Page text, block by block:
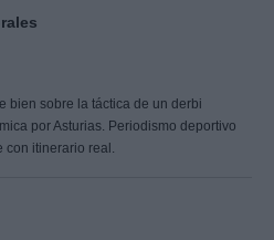
bien sobre la táctica de un derbi
por Asturias. Periodismo deportivo
con itinerario real.